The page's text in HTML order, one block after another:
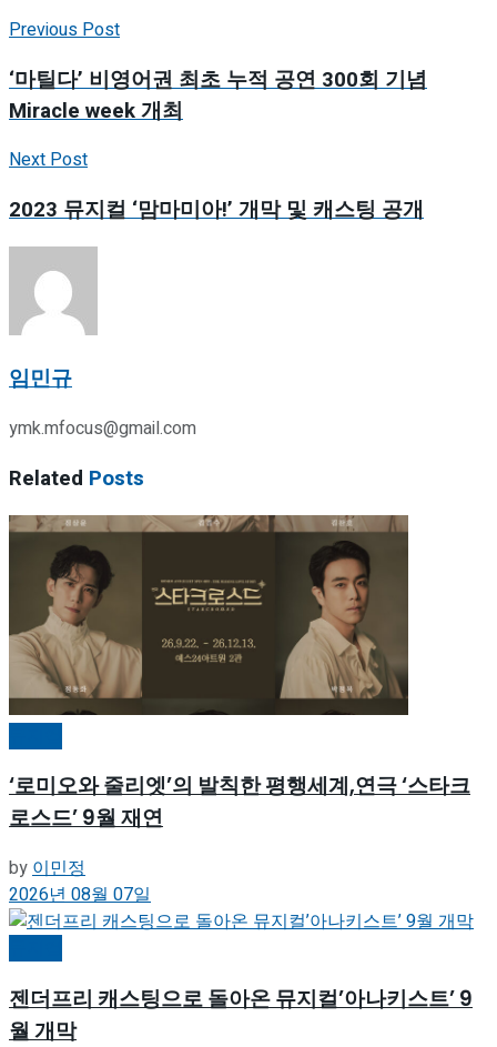
Previous Post
‘마틸다’ 비영어권 최초 누적 공연 300회 기념
Miracle week 개최
Next Post
2023 뮤지컬 ‘맘마미아!’ 개막 및 캐스팅 공개
임민규
ymk.mfocus@gmail.com
Related Posts
‘로미오와 줄리엣’의 발칙한 평행세계,연극 ‘스타크
로스드’ 9월 재연
by이민정
2026년 08월 07일
젠더프리 캐스팅으로 돌아온 뮤지컬’아나키스트’ 9
월 개막